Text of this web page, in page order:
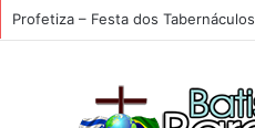
Profetiza – Festa dos Tabernáculos